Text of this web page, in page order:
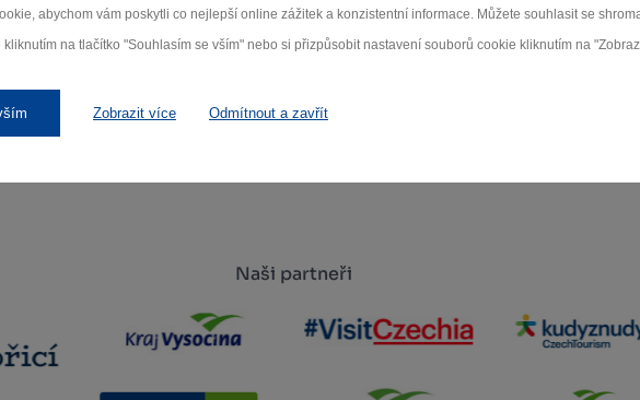
abychom vám poskytli co nejlepší online zážitek a konzistentní informace. Můžete souhlasit se
na tlačítko "Souhlasím se vším" nebo si přizpůsobit nastavení souborů cookie kliknutím na
Zobrazit více Odmítnout a zavřít
Naši partneři